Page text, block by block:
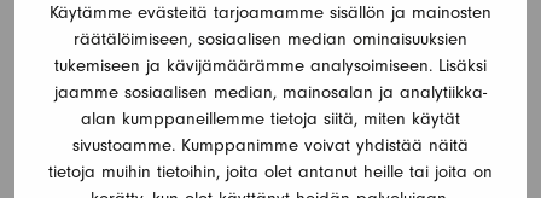
Käytämme evästeitä tarjoamamme sisällön ja mainosten
räätälöimiseen, sosiaalisen median ominaisuuksien
tukemiseen ja kävijämäärämme analysoimiseen. Lisäksi
jaamme sosiaalisen median, mainosalan ja analytiikka-
alan kumppaneillemme tietoja siitä, miten käytät
sivustoamme. Kumppanimme voivat yhdistää näitä
tietoja muihin tietoihin, joita olet antanut heille tai joita on